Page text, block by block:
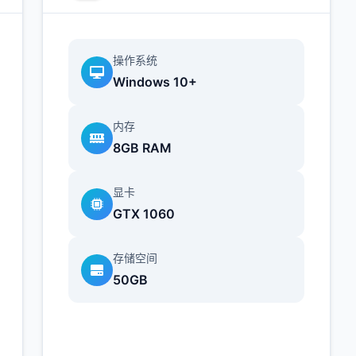
操作系统
Windows 10+
内存
8GB RAM
显卡
GTX 1060
存储空间
50GB